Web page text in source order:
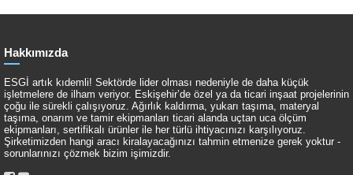
Hakkımızda
ESGİ artık kıdemli! Sektörde lider olması nedeniyle de daha küçük
işletmelere de ilham veriyor. Eskişehir’de özel ya da ticari inşaat projelerinin
çoğu ile sürekli çalışıyoruz. Ağırlık kaldırma, yukarı taşıma, materyal
taşıma, onarım ve tamir ekipmanları ticari alanda uçtan uca ölçüm
ekipmanları, sertifikalı ürünler ile her türlü ihtiyacınızı karşılıyoruz.
Şirketimizden hangi aracı kiralayacağınızı tahmin etmenize gerek yoktur -
sorunlarınızı çözmek bizim işimizdir.